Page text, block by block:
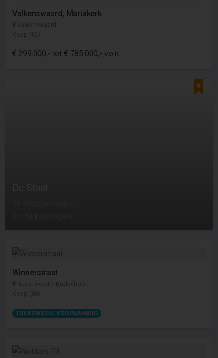
Valkenswaard, Mariakerk
Valkenswaard
Koop (32)
€ 299.000,- tot € 785.000,- v.o.n.
Winnerstraat
Nederweert > Budschop
Koop (80)
TOEKOMSTIG KOOPAANBOD